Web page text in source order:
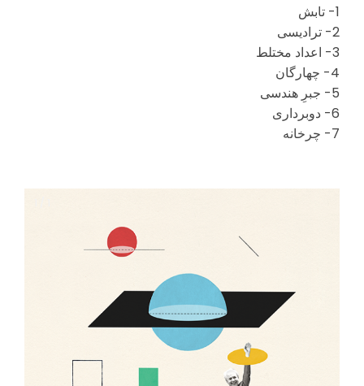
1- تابش
2- ترادیسی
3- اعداد مختلط
4- چهارگان
5- جبرِ هندسی
6- دوبرداری
7- چرخانه